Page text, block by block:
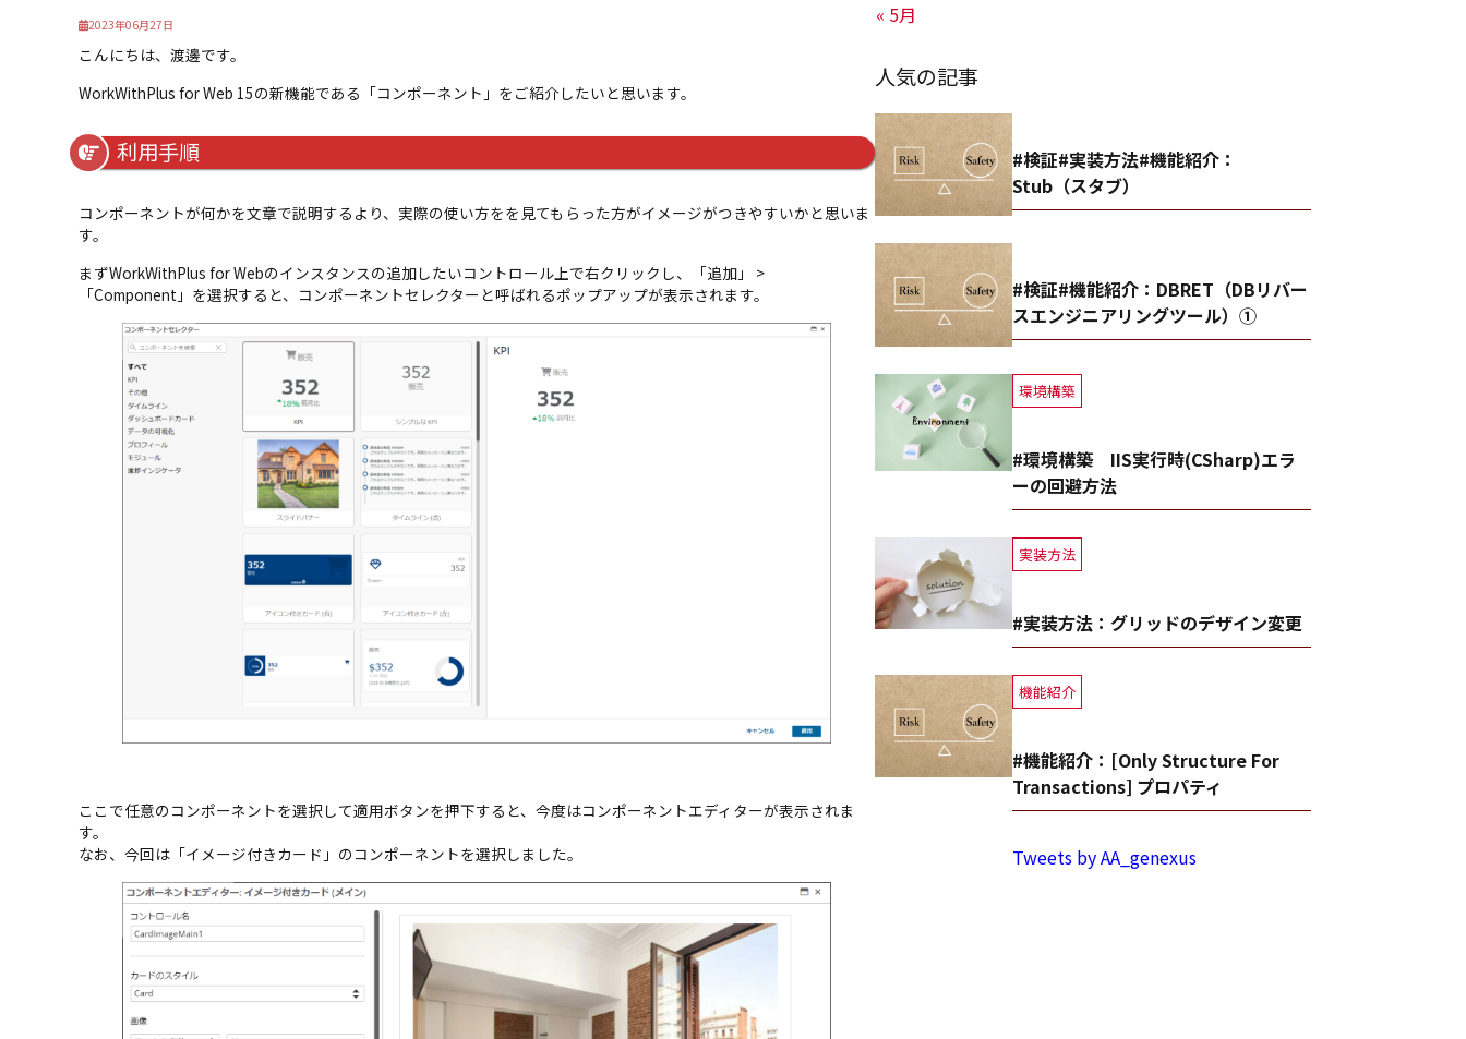
2023年06月27日
こんにちは、渡邊です。
WorkWithPlus for Web 15の新機能である「コンポーネント」をご紹介したいと思います。
利用手順
コンポーネントが何かを文章で説明するより、実際の使い方をを見てもらった方がイメージがつきやすいかと思いま
す。
まずWorkWithPlus for Webのインスタンスの追加したいコントロール上で右クリックし、「追加」 >
「Component」を選択すると、コンポーネントセレクターと呼ばれるポップアップが表示されます。
ここで任意のコンポーネントを選択して適用ボタンを押下すると、今度はコンポーネントエディターが表示されま
す。
なお、今回は「イメージ付きカード」のコンポーネントを選択しました。
« 5月
人気の記事
#検証#実装方法#機能紹介：
Stub（スタブ）
#検証#機能紹介：DBRET（DBリバー
スエンジニアリングツール）①
環境構築
#環境構築 IIS実行時(CSharp)エラ
ーの回避方法
実装方法
#実装方法：グリッドのデザイン変更
機能紹介
#機能紹介：[Only Structure For
Transactions] プロパティ
Tweets by AA_genexus